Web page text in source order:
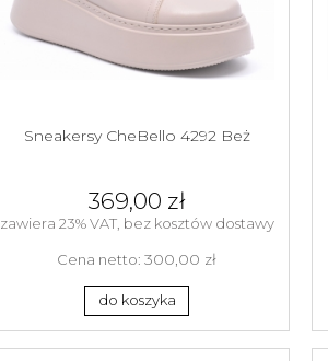
Sneakersy CheBello 4292 Beż
369,00 zł
zawiera 23% VAT, bez kosztów dostawy
Cena netto: 300,00 zł
do koszyka